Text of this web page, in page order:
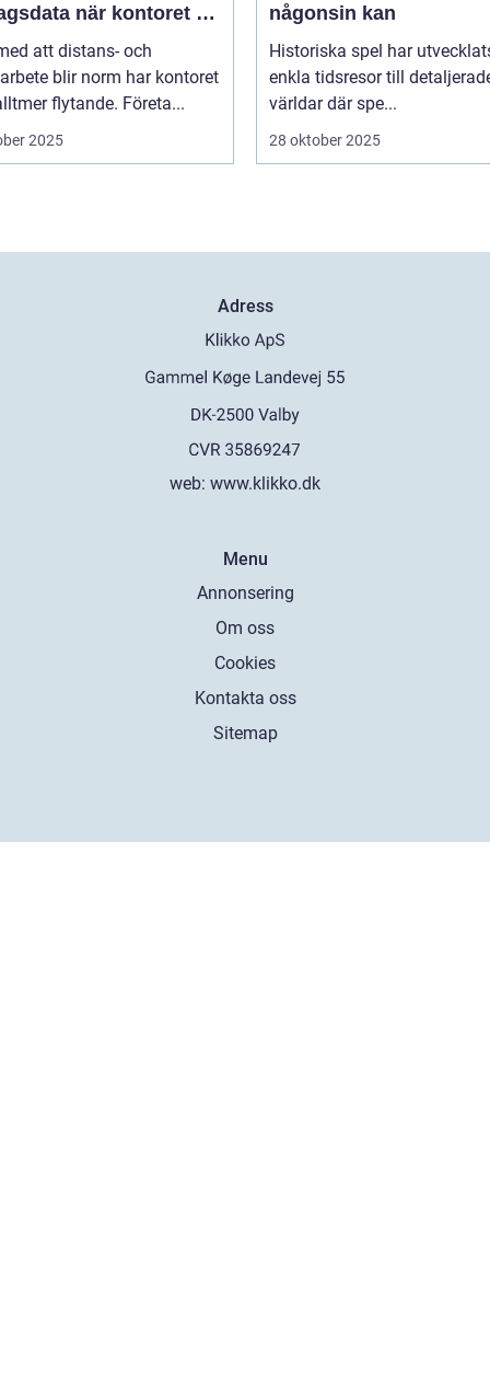
när kontoret är
att distans- och
blir norm har kontoret
flytande. Företa...
2025
någonsin kan
Historiska spel har
enkla tidsresor till
världar där spe...
28 oktober 2025
Adress
web: www.klikko.dk
Menu
Annonsering
Om oss
Cookies
Kontakta oss
Sitemap